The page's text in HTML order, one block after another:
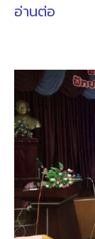
อ่านต่อ